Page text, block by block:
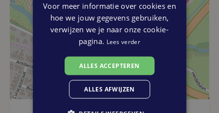
Voor meer informatie over cookies en
hoe we jouw gegevens gebruiken,
verwijzen we je naar onze cookie-
pagina. Lees verder
ALLES ACCEPTEREN
ALLES AFWIJZEN